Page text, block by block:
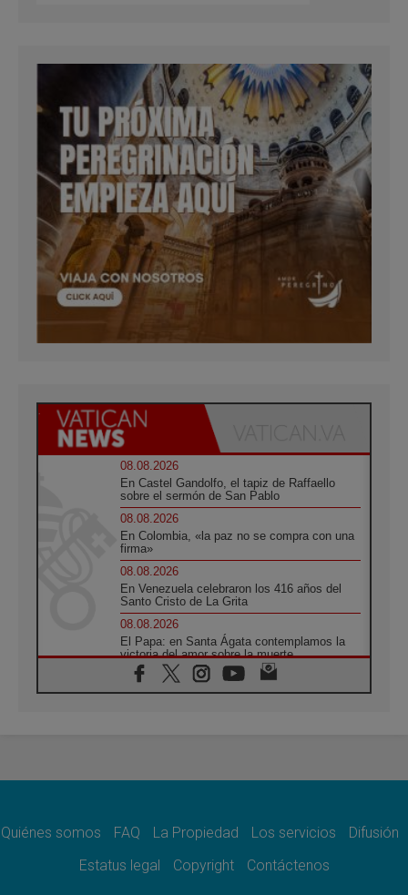
08.08.2026
En Castel Gandolfo, el tapiz de Raffaello
sobre el sermón de San Pablo
08.08.2026
En Colombia, «la paz no se compra con una
firma»
08.08.2026
En Venezuela celebraron los 416 años del
Santo Cristo de La Grita
08.08.2026
El Papa: en Santa Ágata contemplamos la
victoria del amor sobre la muerte
08.08.2026
León XIV visitará el Santuario de la Madre
07.08.2026
07.08.2026
el compromiso del cristiano"
Quiénes somos FAQ La Propiedad Los servicios
Difusión
Estatus legal
Copyright Contáctenos